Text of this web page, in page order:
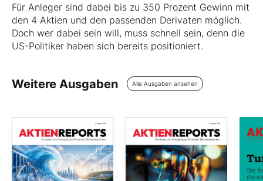
Für Anleger sind dabei bis zu 350 Prozent Gewinn mit
den 4 Aktien und den passenden Derivaten möglich.
Doch wer dabei sein will, muss schnell sein, denn die
US-Politiker haben sich bereits positioniert.
Weitere Ausgaben Alle Ausgaben ansehen